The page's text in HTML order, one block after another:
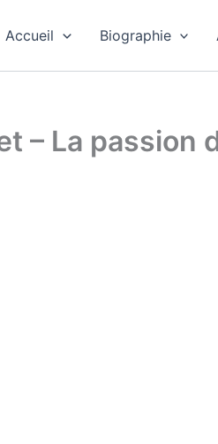
Accueil Biographie
– La passion